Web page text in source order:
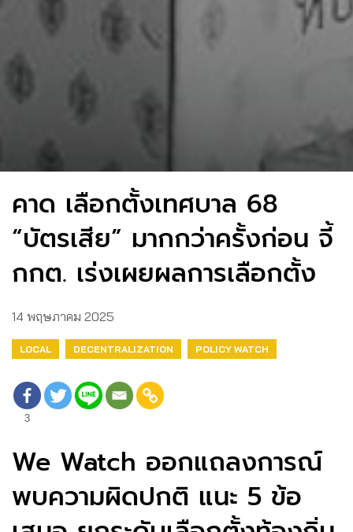
คาด เลือกตั้งเทศบาล 68
“บัตรเสีย” มากกว่าครั้งก่อน จี้
กกต. เร่งเผยผลการเลือกตั้ง
14 พฤษภาคม 2025
LOCAL DECENTRALIZATION POLICY WATCH
3
We Watch ออกแถลงการณ์
พบความผิดปกติ แนะ 5 ข้อ